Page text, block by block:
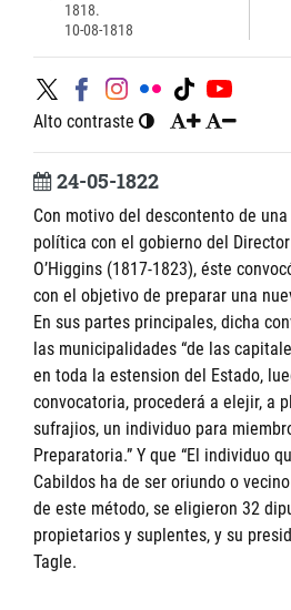
1818.
10-08-1818
Alto contraste
24-05-1822
Con motivo del descontento de
política con el gobierno del
O’Higgins (1817-1823), éste
con el objetivo de preparar una
En sus partes principales, dicha
las municipalidades “de las
en toda la estension del Estado,
convocatoria, procederá a elejir, a
sufrajios, un individuo para
Preparatoria.” Y que “El individuo
Cabildos ha de ser oriundo o
de este método, se eligieron 32
propietarios y suplentes, y su
Tagle.